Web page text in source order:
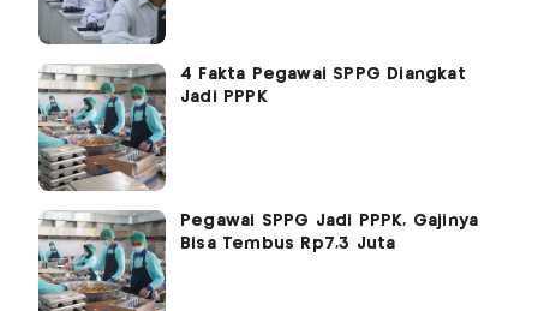
4 Fakta Pegawai SPPG Diangkat
Jadi PPPK
Pegawai SPPG Jadi PPPK, Gajinya
Bisa Tembus Rp7,3 Juta